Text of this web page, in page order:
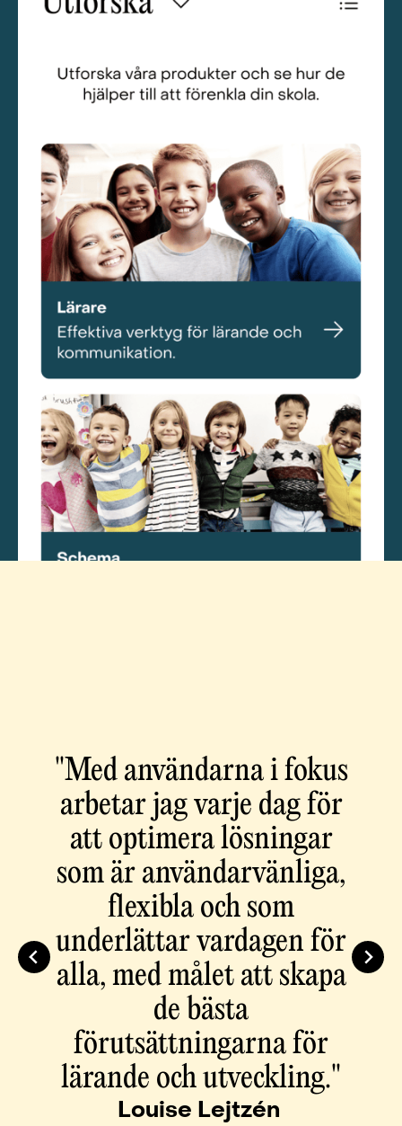
"Med användarna i fokus
arbetar jag varje dag för
att optimera lösningar
som är användarvänliga,
flexibla och som
underlättar vardagen för
alla, med målet att skapa
de bästa
förutsättningarna för
lärande och utveckling."
Louise Lejtzén